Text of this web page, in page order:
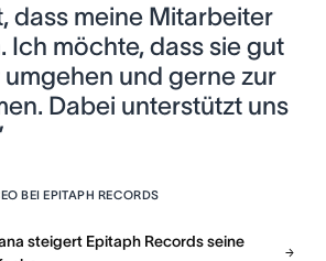
dass meine Mitarbeiter
Ich möchte, dass sie gut
und gerne zur
Dabei unterstützt uns
BEI EPITAPH RECORDS
steigert Epitaph Records seine